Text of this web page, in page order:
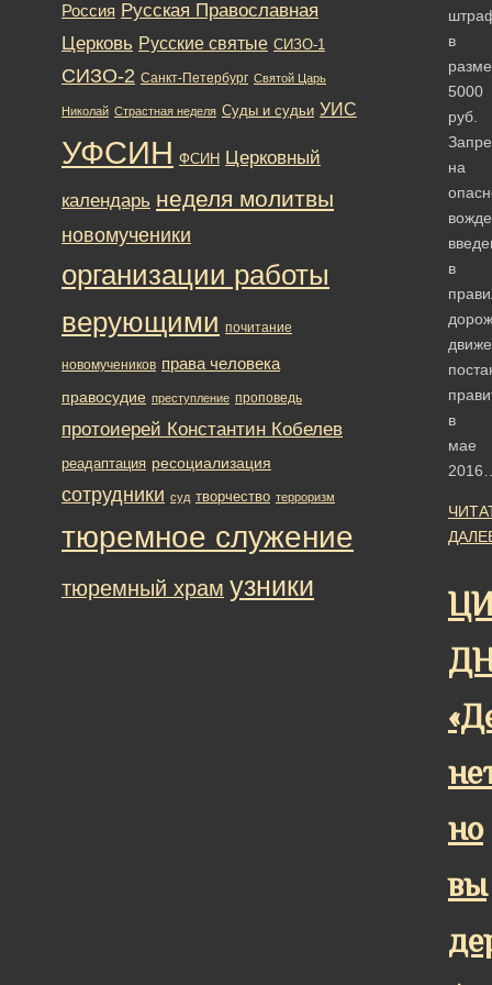
в
5000
руб.
на
в
в
мае
но
вы
Россия Русская Православная
Церковь Русские святые СИЗО-1
СИЗО-2 Санкт-Петербург Святой Царь
Николай Страстная неделя Суды и судьи УИС
УФСИН ФСИН Церковный
календарь неделя молитвы
новомученики
организации работы
верующими почитание
новомучеников права человека
правосудие преступление проповедь
протоиерей Константин Кобелев
реадаптация ресоциализация
сотрудники суд творчество терроризм
тюремное служение
тюремный храм узники